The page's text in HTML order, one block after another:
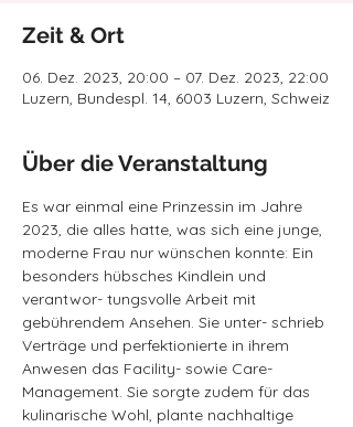
Zeit & Ort
06. Dez. 2023, 20:00 – 07. Dez. 2023, 22:00
Luzern, Bundespl. 14, 6003 Luzern, Schweiz
Über die Veranstaltung
Es war einmal eine Prinzessin im Jahre
2023, die alles hatte, was sich eine junge,
moderne Frau nur wünschen konnte: Ein
besonders hübsches Kindlein und
verantwor- tungsvolle Arbeit mit
gebührendem Ansehen. Sie unter- schrieb
Verträge und perfektionierte in ihrem
Anwesen das Facility- sowie Care-
Management. Sie sorgte zudem für das
kulinarische Wohl, plante nachhaltige